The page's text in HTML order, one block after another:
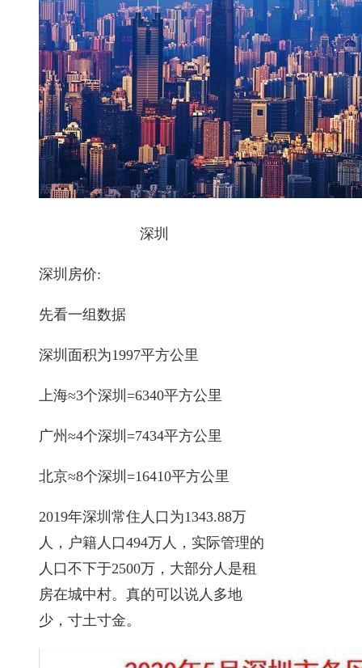
深圳
深圳房价:
先看一组数据
深圳面积为1997平方公里
上海≈3个深圳=6340平方公里
广州≈4个深圳=7434平方公里
北京≈8个深圳=16410平方公里
2019年深圳常住人口为1343.88万
人，户籍人口494万人，实际管理的
人口不下于2500万，大部分人是租
房在城中村。真的可以说人多地
少，寸土寸金。